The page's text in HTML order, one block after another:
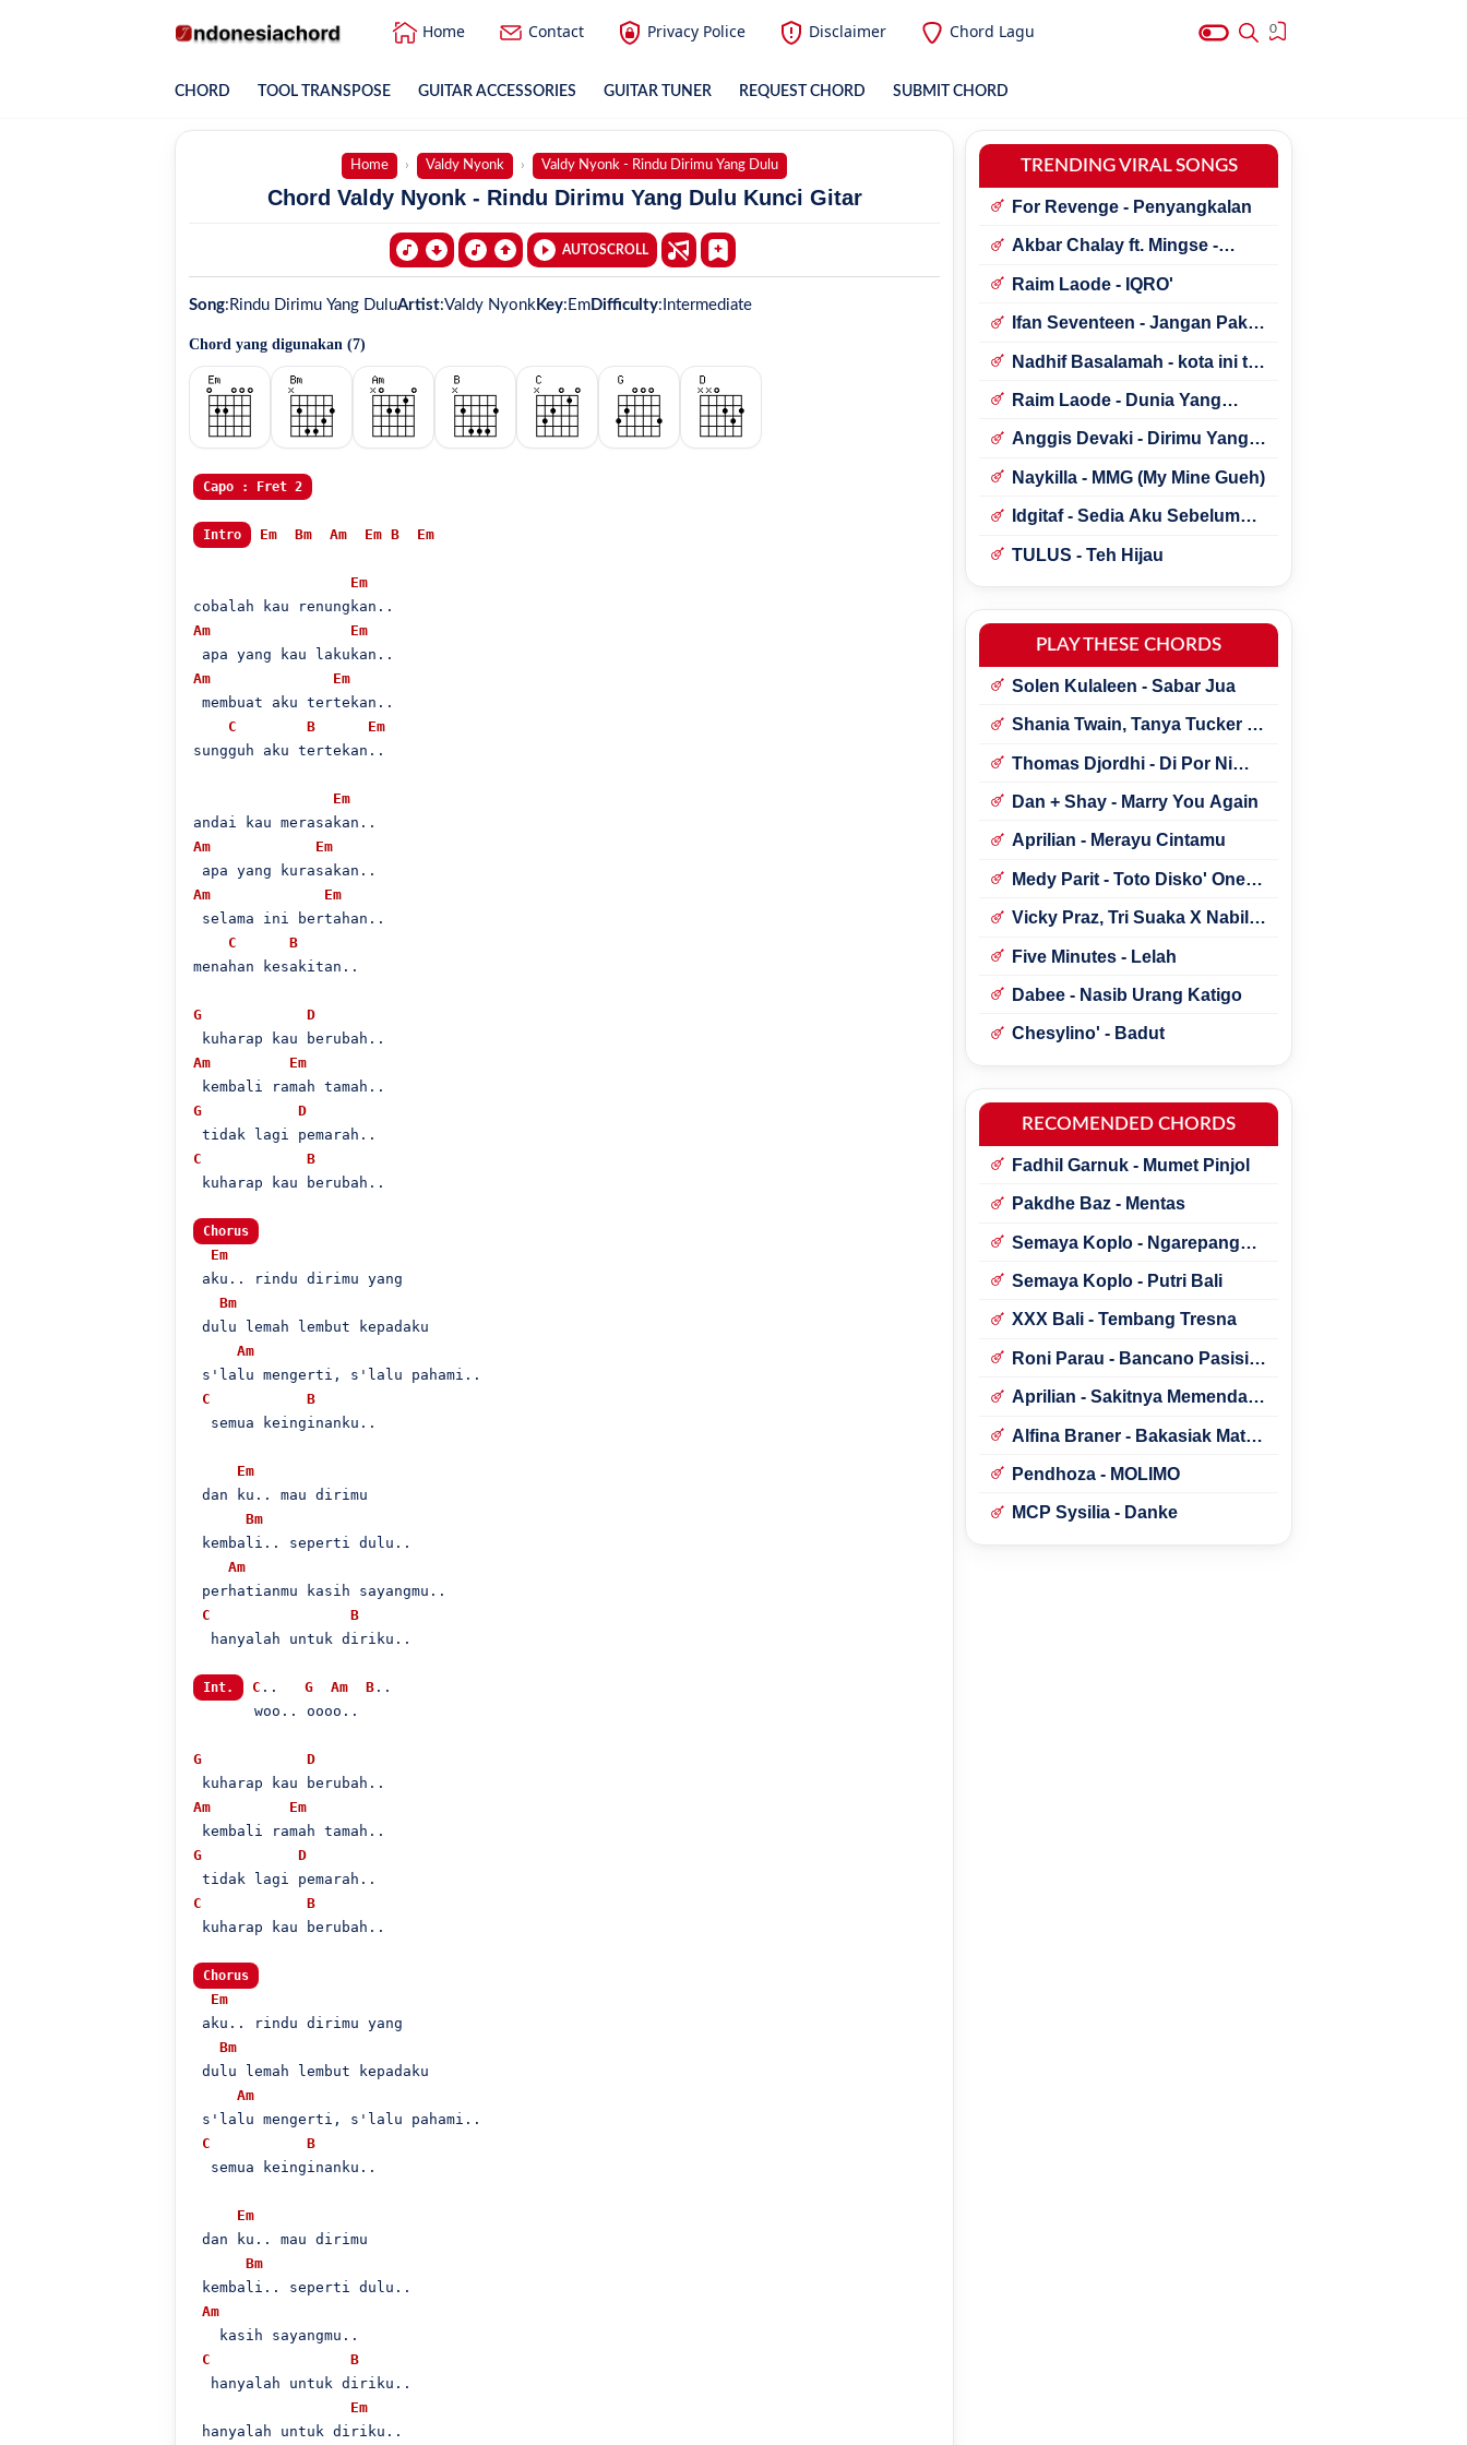
Home Contact Privacy Police Disclaimer Chord Lagu 0
CHORD TOOL TRANSPOSE GUITAR ACCESSORIES GUITAR TUNER REQUEST CHORD SUBMIT CHORD
Home Valdy Nyonk Valdy Nyonk - Rindu Dirimu Yang Dulu
Chord Valdy Nyonk - Rindu Dirimu Yang Dulu Kunci Gitar
AUTOSCROLL
Song: Rindu Dirimu Yang DuluArtist:Valdy Nyonk Key: Em Difficulty: Intermediate
Chord yang digunakan (7)
Capo : Fret 2
Intro Em Bm Am Em B Em
Em
Am
Em
Am
Em
membuat aku tertekan..
C
B
Em
sungguh aku tertekan..
Em
Am
Em
Am
Em
selama ini bertahan..
C
B
menahan kesakitan..
G
D
Am
Em
G
D
C
B
kuharap kau berubah..
Chorus
Em
aku.. rindu dirimu yang
Bm
dulu lemah lembut kepadaku
Am
s'lalu mengerti, s'lalu pahami..
C
B
  semua keinginanku..
Em
dan ku.. mau dirimu
Bm
kembali.. seperti dulu..
Am
perhatianmu kasih sayangmu..
C
B
  hanyalah untuk diriku..
Int. C .. G Am B ..
       woo.. oooo..
G
D
Am
Em
G
D
C
B
kuharap kau berubah..
Chorus
Em
aku.. rindu dirimu yang
Bm
dulu lemah lembut kepadaku
Am
s'lalu mengerti, s'lalu pahami..
C
B
  semua keinginanku..
Em
dan ku.. mau dirimu
Bm
kembali.. seperti dulu..
Am
   kasih sayangmu..
C
B
  hanyalah untuk diriku..
Em
TRENDING VIRAL SONGS
For Revenge - Penyangkalan
Akbar Chalay ft. Mingse -
Raim Laode - IQRO'
Ifan Seventeen - Jangan Paksa
Nadhif Basalamah - kota ini tak
Raim Laode - Dunia Yang
Anggis Devaki - Dirimu Yang
Naykilla - MMG (My Mine Gueh)
Idgitaf - Sedia Aku Sebelum
TULUS - Teh Hijau
PLAY THESE CHORDS
Solen Kulaleen - Sabar Jua
Shania Twain, Tanya Tucker -
Thomas Djordhi - Di Por Ni
Dan + Shay - Marry You Again
Aprilian - Merayu Cintamu
Medy Parit - Toto Disko' One
Vicky Praz, Tri Suaka X Nabila
Five Minutes - Lelah
Dabee - Nasib Urang Katigo
Chesylino' - Badut
RECOMENDED CHORDS
Fadhil Garnuk - Mumet Pinjol
Pakdhe Baz - Mentas
Semaya Koplo - Ngarepang
Semaya Koplo - Putri Bali
XXX Bali - Tembang Tresna
Roni Parau - Bancano Pasisia
Aprilian - Sakitnya Memendam
Alfina Braner - Bakasiak Mato
Pendhoza - MOLIMO
MCP Sysilia - Danke